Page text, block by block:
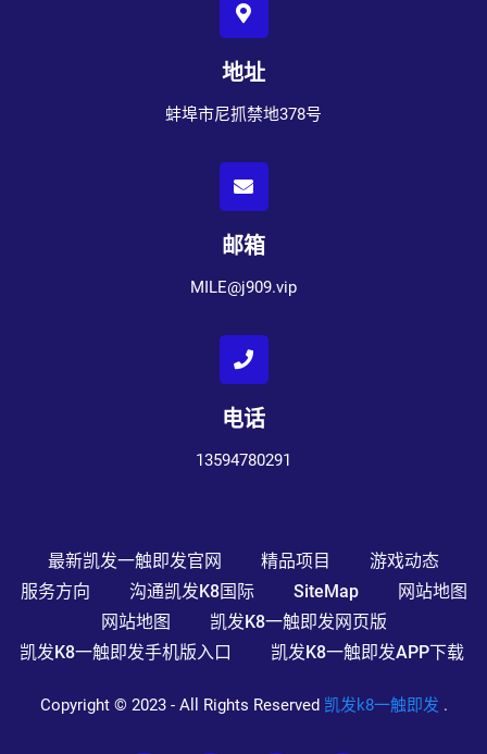
地址
蚌埠市尼抓禁地378号
邮箱
MILE@j909.vip
电话
13594780291
最新凯发一触即发官网 精品项目
游戏动态
服务方向
沟通凯发k8国际 SiteMap
网站地图
网站地图
凯发k8一触即发网页版
凯发k8一触即发手机版入口
凯发k8一触即发APP下载
Copyright © 2023 - All Rights Reserved 凯发k8一触即发 .